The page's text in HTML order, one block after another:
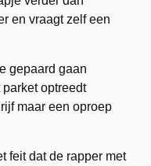
en vraagt zelf een
gepaard gaan
optreedt
maar een oproep
feit dat de rapper met